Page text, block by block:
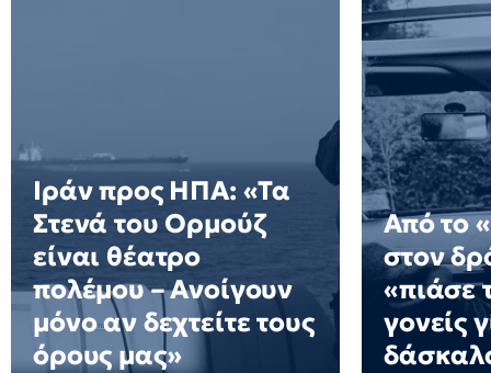
Ιράν προς ΗΠΑ: «Τα
Στενά του Ορμούζ
είναι θέατρο
πολέμου – Ανοίγουν
μόνο αν δεχτείτε τους
όρους μας»
Από το
στον
«πιάσε
γονείς